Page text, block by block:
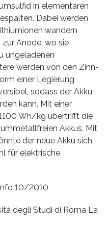
in elementaren
Dabei werden
wandern
Anode, wo sie
ungeladenen
werden von den Zinn-
einer Legierung
sodass der Akku
kann. Mit einer
Wh/kg übertrifft die
Akkus. Mit
der neue Akku sich
für elektrische
10/2010
degli Studi di Roma La